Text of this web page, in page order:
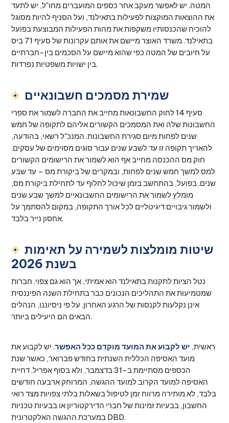
המטה. יש לאפשר מעקב אחר כספים המועברים מחו"ל, יש לתעד
את ההוצאות המוקצות לפעילות בתאילנד, ועל הסניף להיות מסוגל
להוכיח שהכנסותיו משקפות את מהות הפעילות המבוצעת בפועל
בתאילנד. משרד האוצר מיישם את אותם עקרונות של סעיף 71 ביס
על חיובים של המטה כפי שהוא מיישם על הסכמים בין-חברתיים
בין ישויות משפטיות נפרדות.
שמירת מסמכים חשבונאיים
סעיף 14 לחוק החשבונאות מחייב את החברה לשמור את ספרי
החשבונות שלה ואת המסמכים הקשורים אליהם לתקופה של חמש
שנים לפחות מיום סגירת החשבונות. המנכ"ל רשאי, בהודעה,
להאריך תקופה זו עד לשבע שנים עבור סוגים מסוימים של עסקים.
חוק מס ההכנסה מחייב אף הוא לשמור את הרישומים הקשורים
למס למשך חמש שנים לפחות, ובמקרים של ביקורת מס – עד שבע
שנים. בפועל, בהתחשב בזמן שיכול לחלוף עד לתחילת ביקורת מס,
מומלץ לשמור את הרישומים החשבונאיים למשך שבע שנים
ולשמור גיבויים דיגיטליים לכל אורך התקופה, במקום להסתמך על
אחסון נייר בלבד.
שיטות מומלצות לשמירה על תאימות
בשנת 2026
נטל הציות לתקנות בתאילנד הוא אמיתי, אך הוא גם צפוי. חברות
שמטמיעות את התהליכים הנכונים כבר בתחילת השנה הפיננסית
אינן נקלעות לקנסות של הרגע האחרון. על פי ניסיוננו, הנהלים
הבאים הם היעילים ביותר.
ראשית, יש לקבוע את המועד מוקדם ככל האפשר. יש לקבוע את
מועד האסיפה הכללית השנתית בחודש פברואר, כאשר שנת
הכספים מסתיימת ב-31 בדצמבר, ולא בסוף אפריל. דחיית
האסיפה למועד הקרוב למועד ההגשה, המרוחק ארבעה חודשים
בלבד, לא מותירה מרווח זמן לטיפול בשאלות בלתי צפויות מצד רואי
החשבון, בבעיות זמינות של חברי הדירקטוריון או בבעיות טכניות
במערכת ההגשה האלקטרונית DBD.